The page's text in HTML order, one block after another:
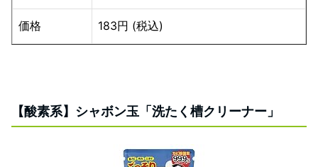
価格 183円 (税込)
【酸素系】シャボン玉「洗たく槽クリーナー」